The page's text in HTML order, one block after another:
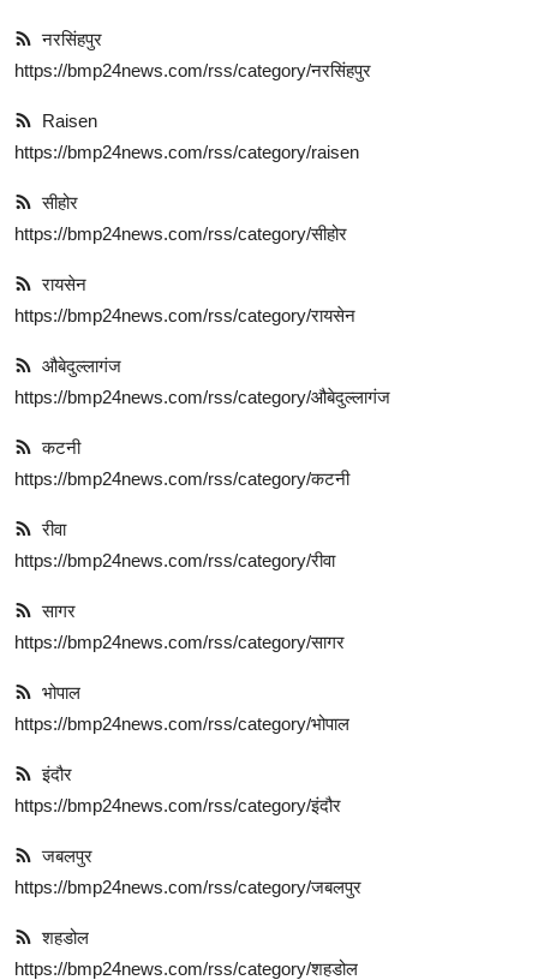
क्षेत्रीय
कोरोना वायरस
Hindi
नरसिंहपुर
https://bmp24news.com/rss/category/नरसिंहपुर
Raisen
https://bmp24news.com/rss/category/raisen
सीहोर
https://bmp24news.com/rss/category/सीहोर
रायसेन
https://bmp24news.com/rss/category/रायसेन
औबेदुल्लागंज
https://bmp24news.com/rss/category/औबेदुल्लागंज
कटनी
https://bmp24news.com/rss/category/कटनी
रीवा
https://bmp24news.com/rss/category/रीवा
सागर
https://bmp24news.com/rss/category/सागर
भोपाल
https://bmp24news.com/rss/category/भोपाल
इंदौर
https://bmp24news.com/rss/category/इंदौर
जबलपुर
https://bmp24news.com/rss/category/जबलपुर
शहडोल
https://bmp24news.com/rss/category/शहडोल